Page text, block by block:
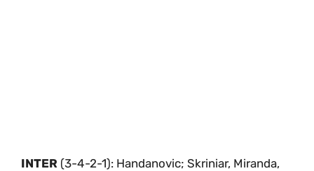
INTER (3-4-2-1): Handanovic; Skriniar, Miranda,